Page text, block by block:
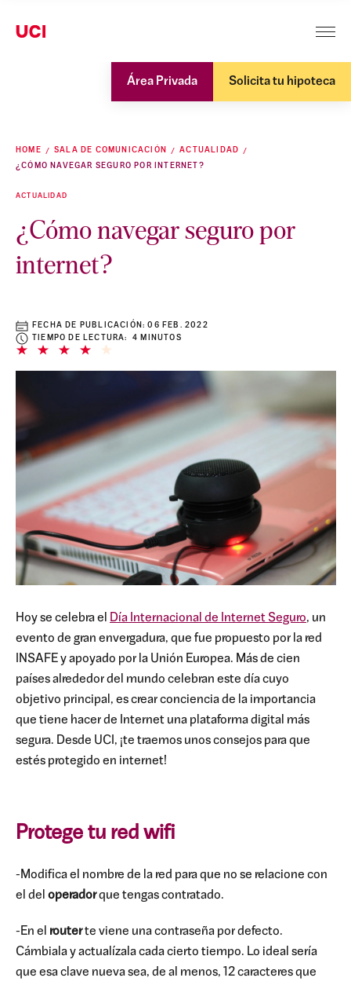
Área Privada Solicita tu hipoteca
HOME SALA DE COMUNICACIÓN
ACTUALIDAD
¿CÓMO NAVEGAR SEGURO POR INTERNET?
ACTUALIDAD
¿Cómo navegar seguro por
internet?
FECHA DE PUBLICACIÓN:06 FEB. 2022
TIEMPO DE LECTURA: 4 MINUTOS
Hoy se celebra el Día Internacional de Internet Seguro, un
evento de gran envergadura, que fue propuesto por la red
INSAFE y apoyado por la Unión Europea. Más de cien
países alrededor del mundo celebran este día cuyo
objetivo principal, es crearconcienciade la importancia
que tiene hacer de Internet una plataforma digital más
segura. Desde UCI, ¡te traemos unos consejos para que
estés protegido en internet!
Protege tu red wifi
-Modifica el nombre de la red para que no se relacione con
el del operadorque tengas contratado.
-En el routerte viene una contraseña por defecto.
Cámbiala y actualízala cada cierto tiempo. Lo ideal sería
que esa clave nueva sea, de al menos, 12 caracteres que